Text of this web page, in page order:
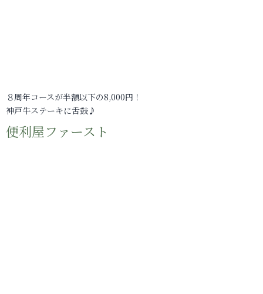
８周年コースが半額以下の8,000円！
神戸牛ステーキに舌鼓♪
便利屋ファースト